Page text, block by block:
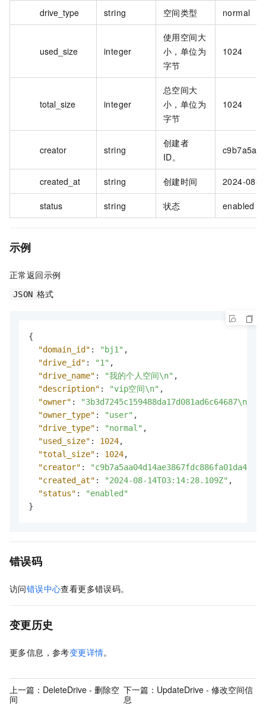
drive_type string 空间类型 normal
used_size integer
使用空间大
小，单位为
字节
1024
total_size integer
总空间大
小，单位为
字节
1024
creator string
创建者
ID。
created_at string 创建时间 2024-08-
status string 状态 enabled
示例
正常返回示例
JSON 格式
{
"domain_id" : "bj1" ,
"drive_id" : "1" ,
"drive_name" : "我的个人空间\n" ,
"description" : "vip空间\n" ,
"owner" : "3b3d7245c159488da17d081ad6c64687\n"
"owner_type" : "user" ,
"drive_type" : "normal" ,
"used_size" : 1024,
"total_size" : 1024,
"creator" : "c9b7a5aa04d14ae3867fdc886fa01da4"
"created_at" : "2024-08-14T03:14:28.109Z" ,
"status" :
"enabled"
}
错误码
访问错误中心查看更多错误码。
变更历史
更多信息，参考变更详情。
上一篇： DeleteDrive - 删除空
间
下一篇： UpdateDrive - 修改空间信
息